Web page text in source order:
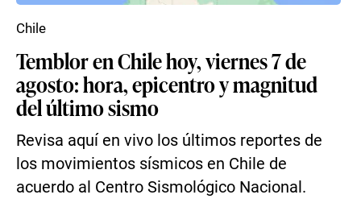
Temblor en Chile hoy, viernes 7 de
agosto: hora, epicentro y magnitud
del último sismo
Revisa aquí en vivo los últimos reportes de
los movimientos sísmicos en Chile de
acuerdo al Centro Sismológico Nacional.
Chile